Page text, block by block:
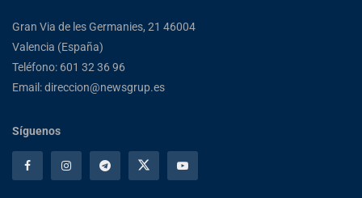
Gran Via de les Germanies, 21 46004
Valencia (España)
Teléfono: 601 32 36 96
Email: direccion@newsgrup.es
Síguenos